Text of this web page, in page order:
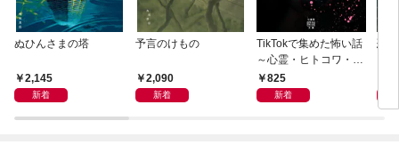
ぬひんさまの塔
2,145
新着
予言のけもの
2,090
新着
TikTokで集めた怖い話
～心霊・ヒトコワ・不
思議・都市伝説～
825
新着
恐